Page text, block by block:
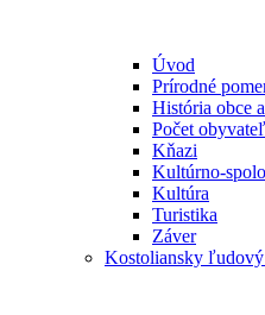
Úvod
Prírodné
História obce
Počet
Kňazi
Kultúrno-
Kultúra
Turistika
Záver
Kostoliansky ľudový